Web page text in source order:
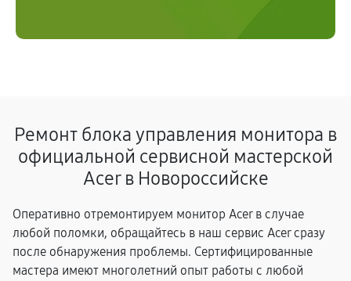
Ремонт блока управления монитора в
официальной сервисной мастерской
Acer в Новороссийске
Оперативно отремонтируем монитор Acer в случае
любой поломки, обращайтесь в наш сервис Acer сразу
после обнаружения проблемы. Сертифицированные
мастера имеют многолетний опыт работы с любой